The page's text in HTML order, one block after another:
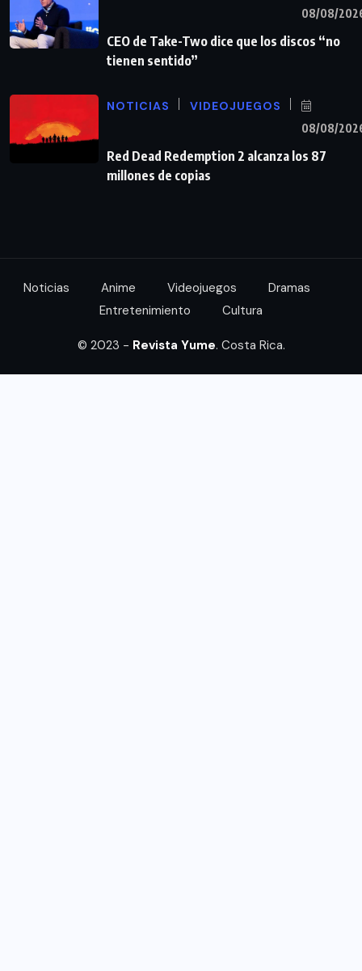
08/08/
CEO de Take-Two dice que los discos “no
tienen sentido”
NOTICIAS VIDEOJUEGOS
08/08/
Red Dead Redemption 2 alcanza los 87
millones de copias
Noticias Anime Videojuegos
Dramas
Entretenimiento
Cultura
© 2023 - Revista Yume. Costa Rica.